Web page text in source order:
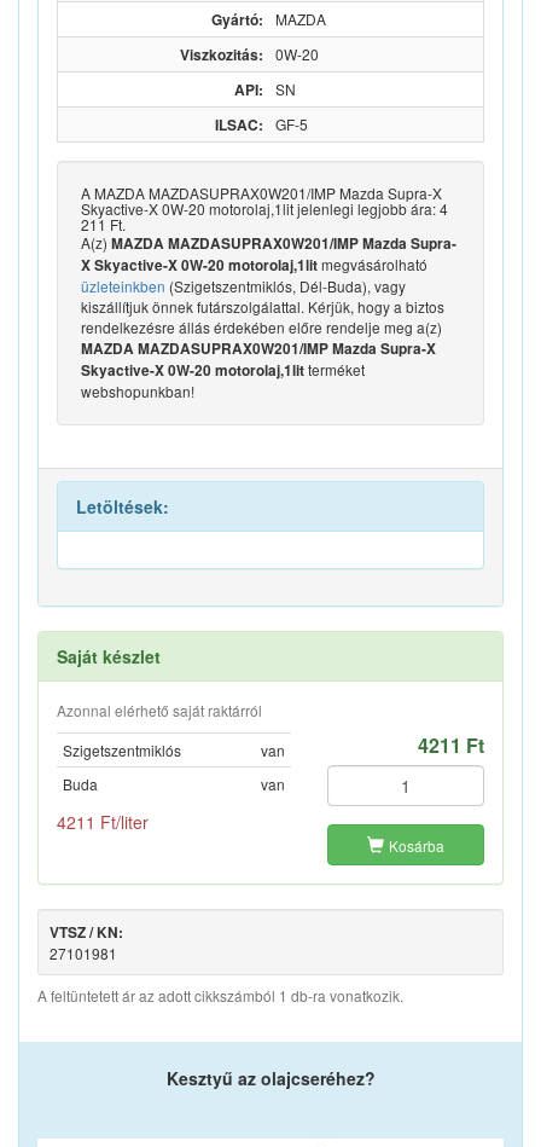
Gyártó: MAZDA
Viszkozitás: 0W-20
API: SN
ILSAC: GF-5
A MAZDA MAZDASUPRAX0W201/IMP Mazda Supra-X
Skyactive-X 0W-20 motorolaj,1lit jelenlegi legjobb ára: 4
211 Ft.
A(z) MAZDA MAZDASUPRAX0W201/IMP Mazda Supra-
X Skyactive-X 0W-20 motorolaj,1litmegvásárolható
üzleteinkben (Szigetszentmiklós, Dél-Buda), vagy
kiszállítjuk önnek futárszolgálattal. Kérjük, hogy a biztos
rendelkezésre állás érdekében előre rendelje meg a(z)
MAZDA MAZDASUPRAX0W201/IMP Mazda Supra-X
Skyactive-X 0W-20 motorolaj,1litterméket
webshopunkban!
Letöltések:
Saját készlet
Azonnal elérhető saját raktárról
Szigetszentmiklós
van
Buda
van
4211 Ft/liter
4211 Ft
Kosárba
VTSZ / KN:
27101981
A feltüntetett ár az adott cikkszámból 1 db-ra vonatkozik.
Kesztyű az olajcseréhez?